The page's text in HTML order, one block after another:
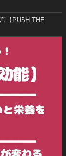
【PUSH THE